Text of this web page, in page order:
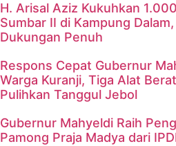
H. Arisal Aziz Kukuhkan
Sumbar II di Kampung
Dukungan Penuh
Respons Cepat Gubernur
Warga Kuranji, Tiga Alat
Pulihkan Tanggul Jebol
Gubernur Mahyeldi Raih
Pamong Praja Madya dari